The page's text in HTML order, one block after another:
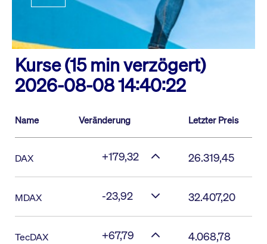
Kurse (15 min verzögert)
2026-08-08 14:40:22
Name Veränderung Letzter Preis
DAX +179,32 26.319,45
MDAX -23,92 32.407,20
TecDAX +67,79 4.068,78